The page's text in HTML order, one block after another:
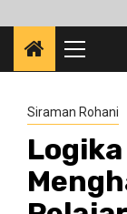
Primary
Menu
Siraman Rohani